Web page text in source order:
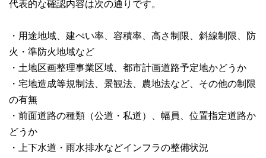
代表的な確認内容は次の通りです。
・用途地域、建ぺい率、容積率、高さ制限、斜線制限、防
火・準防火地域など
・土地区画整理事業区域、都市計画道路予定地かどうか
・宅地造成等規制法、景観法、農地法など、その他の制限
の有無
・前面道路の種類（公道・私道）、幅員、位置指定道路か
どうか
・上下水道・雨水排水などインフラの整備状況